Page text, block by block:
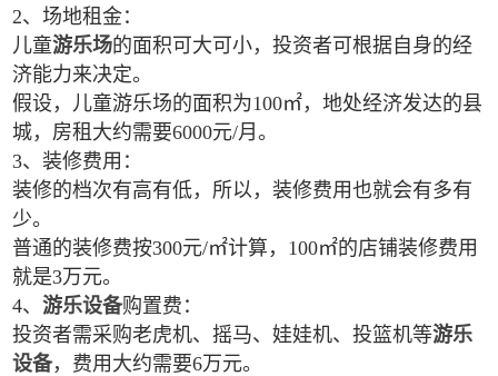
2、场地租金：
儿童游乐场的面积可大可小，投资者可根据自身的经
济能力来决定。
假设，儿童游乐场的面积为100㎡，地处经济发达的县
城，房租大约需要6000元/月。
3、装修费用：
装修的档次有高有低，所以，装修费用也就会有多有
少。
普通的装修费按300元/㎡计算，100㎡的店铺装修费用
就是3万元。
4、游乐设备购置费：
投资者需采购老虎机、摇马、娃娃机、投篮机等游乐
设备，费用大约需要6万元。